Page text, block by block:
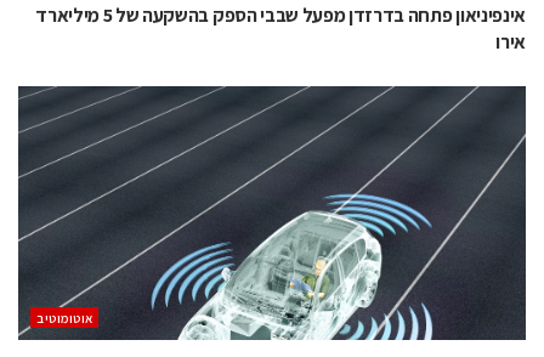
אינפיניאון פתחה בדרזדן מפעל שבבי הספק בהשקעה של 5 מיליארד
אירו
אוטומוטיב